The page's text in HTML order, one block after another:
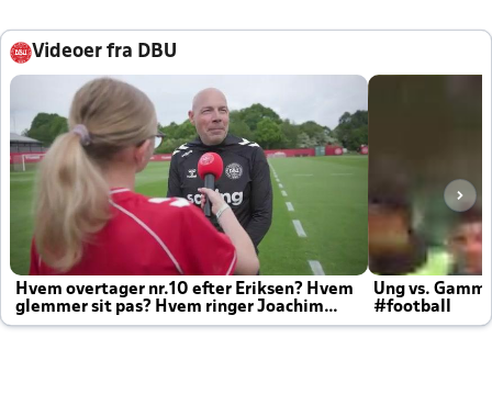
Videoer fra DBU
Hvem overtager nr.10 efter Eriksen? Hvem
glemmer sit pas? Hvem ringer Joachim
altid til efter kampe?
Ung vs.
#football